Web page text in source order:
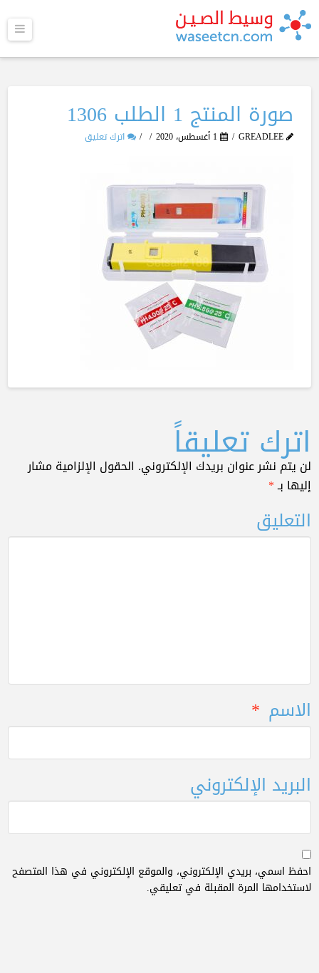
صورة المنتج 1 الطلب 1306
GREADLEE 1 أغسطس، 2020 اترك تعليق
اترك تعليقاً
لن يتم نشر عنوان بريدك الإلكتروني. الحقول الإلزامية مشار
إليها بـ*
التعليق
الاسم *
البريد الإلكتروني
احفظ اسمي، بريدي الإلكتروني، والموقع الإلكتروني في هذا المتصفح
لاستخدامها المرة المقبلة في تعليقي.